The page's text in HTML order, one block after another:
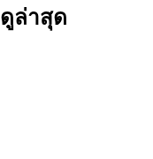
ล่าสุด